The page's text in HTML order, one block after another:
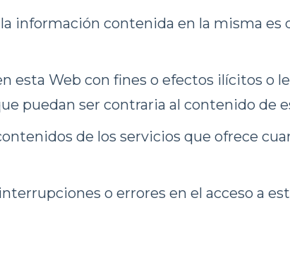
información contenida en la misma es
esta Web con fines o efectos ilícitos o
puedan ser contraria al contenido de
de los servicios que ofrece
o errores en el acceso a